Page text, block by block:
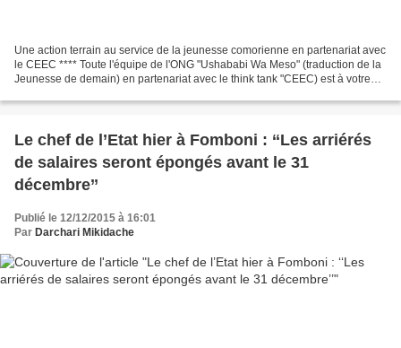
Une action terrain au service de la jeunesse comorienne en partenariat avec
le CEEC **** Toute l'équipe de l'ONG "Ushababi Wa Meso" (traduction de la
Jeunesse de demain) en partenariat avec le think tank "CEEC) est à votre
Le chef de l’Etat hier à Fomboni : ‘‘Les arriérés
de salaires seront épongés avant le 31
décembre’’
Publié le 12/12/2015 à 16:01
Par Darchari Mikidache